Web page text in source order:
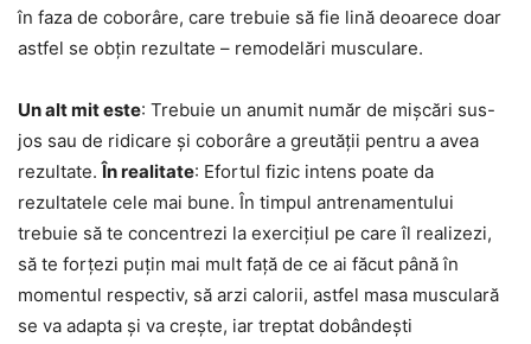
în faza de coborâre, care trebuie să fie lină deoarece doar
astfel se obțin rezultate – remodelări musculare.
Un alt mit este: Trebuie un anumit număr de mișcări sus-
jos sau de ridicare și coborâre a greutății pentru a avea
rezultate.În realitate: Efortul fizic intens poate da
rezultatele cele mai bune. În timpul antrenamentului
trebuie să te concentrezi la exercițiul pe care îl realizezi,
să te forțezi puțin mai mult față de ce ai făcut până în
momentul respectiv, să arzi calorii, astfel masa musculară
se va adapta și va crește, iar treptat dobândești